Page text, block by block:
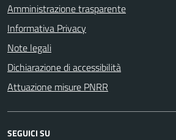
Amministrazione trasparente
Informativa Privacy
Note legali
Dichiarazione di accessibilità
Attuazione misure PNRR
SEGUICI SU